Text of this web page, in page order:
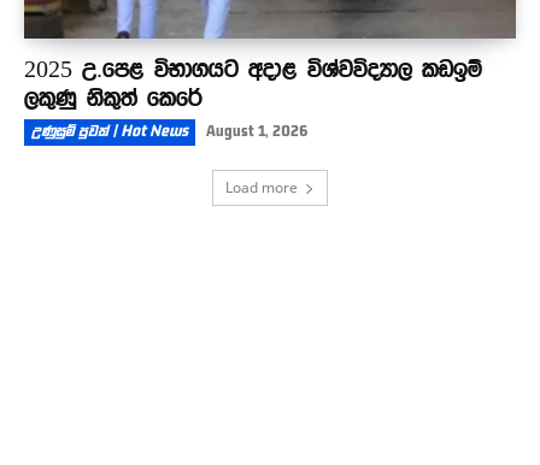
2025 උ.පෙළ විභාගයට අදාළ විශ්වවිද්‍යාල කඩඉම්
ලකුණු නිකුත් කෙරේ
උණුසුම් පුවත් | Hot News August 1, 2026
Load more